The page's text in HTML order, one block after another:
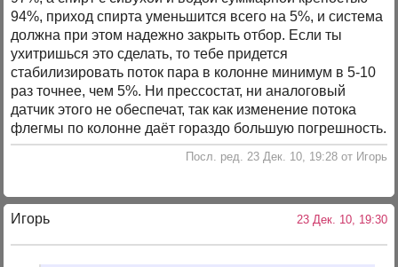
94%, приход спирта уменьшится всего на 5%, и система
должна при этом надежно закрыть отбор. Если ты
ухитришься это сделать, то тебе придется
стабилизировать поток пара в колонне минимум в 5-10
раз точнее, чем 5%. Ни прессостат, ни аналоговый
датчик этого не обеспечат, так как изменение потока
флегмы по колонне даёт гораздо большую погрешность.
Посл. ред. 23 Дек. 10, 19:28 от Игорь
Игорь 23 Дек. 10, 19:30